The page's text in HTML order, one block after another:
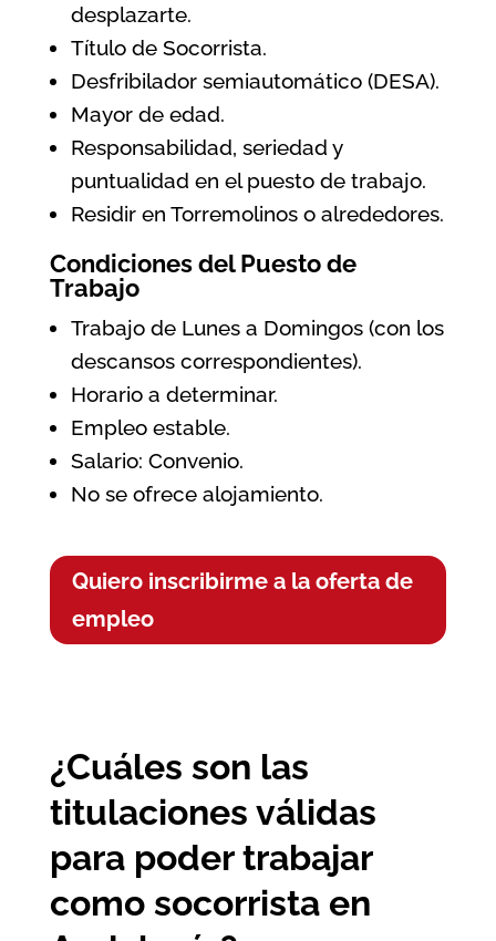
desplazarte.
Título de Socorrista.
Desfribilador semiautomático (DESA).
Mayor de edad.
Responsabilidad, seriedad y
puntualidad en el puesto de trabajo.
Residir en Torremolinos o alrededores.
Condiciones del Puesto de
Trabajo
Trabajo de Lunes a Domingos (con los
descansos correspondientes).
Horario a determinar.
Empleo estable.
Salario: Convenio.
No se ofrece alojamiento.
Quiero inscribirme a la oferta de
empleo
¿Cuáles son las
titulaciones válidas
para poder trabajar
como socorrista en